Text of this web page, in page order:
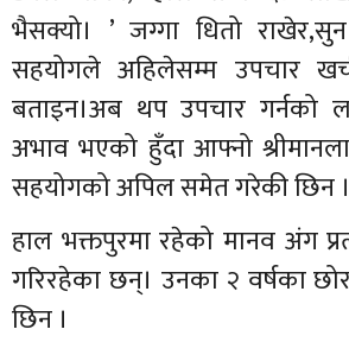
भैसक्यो। ’ जग्गा धितो
सहयोगले अहिलेसम्म उपचार
बताइन।अब थप उपचार गर्नको
अभाव भएको हुँदा आफ्नो
सहयोगको अपिल समेत गरेकी छिन ।
हाल भक्तपुरमा रहेको मानव अंग
गरिरहेका छन्। उनका २ वर्षका
छिन ।